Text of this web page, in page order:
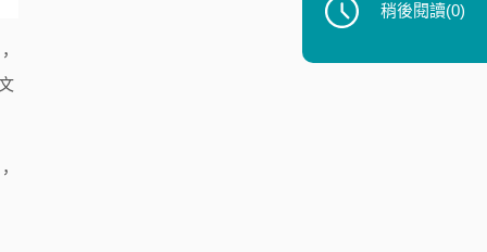
稍後閱讀(0)